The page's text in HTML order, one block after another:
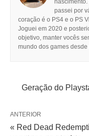
passei por
coração é o PS4 e o PS
Joguei em 2020 e
objetivo, manter vocês
mundo dos games
Geração do
ANTERIOR
« Red Dead